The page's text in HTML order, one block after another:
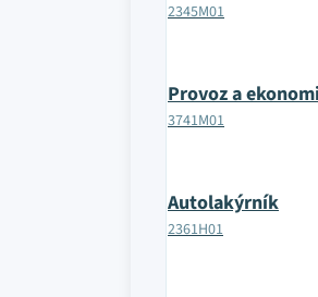
2345M01
Provoz a
3741M01
Autolakýrník
2361H01